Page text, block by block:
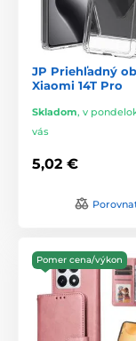
JP Priehľadný
Xiaomi 14T Pro
Skladom, v
vás
5,02 €
Pomer cena/výkon